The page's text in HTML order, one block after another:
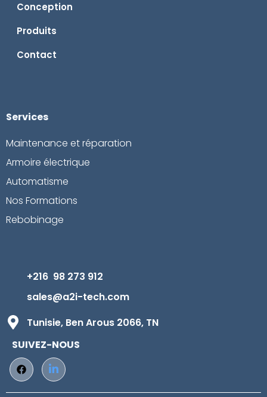
Conception
Produits
Contact
Services
Maintenance et réparation
Armoire électrique
Automatisme
Nos Formations
Rebobinage
+216 98 273 912
sales@a2i-tech.com
Tunisie, Ben Arous 2066, TN
SUIVEZ-NOUS